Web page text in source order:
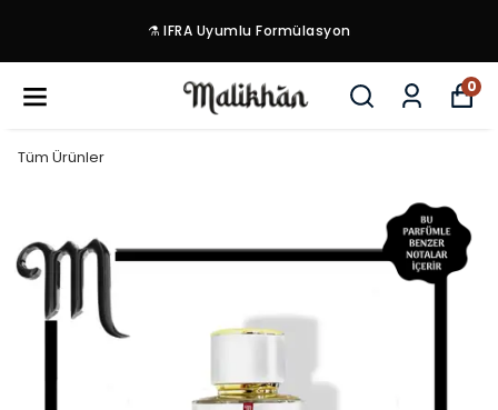
⚗️ IFRA Uyumlu Formülasyon
0
Tüm Ürünler